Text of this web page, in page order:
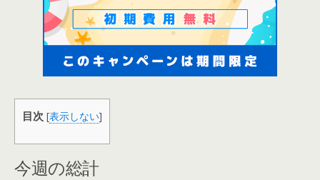
目次 [表示しない]
今週の総計